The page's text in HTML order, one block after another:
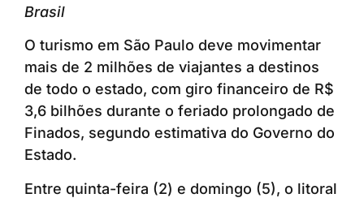
Brasil
O turismo em São Paulo deve movimentar
mais de 2 milhões de viajantes a destinos
de todo o estado, com giro financeiro de R$
3,6 bilhões durante o feriado prolongado de
Finados, segundo estimativa do Governo do
Estado.
Entre quinta-feira (2) e domingo (5), o litoral